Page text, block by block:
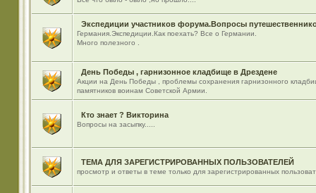
Экспедиции участников форума.Вопросы
Германия.Экспедиции.Как поехать? Все о Германии.
Много полезного .
День Победы , гарнизонное кладбище в Дрездене
Акции на День Победы , проблемы сохранения гарнизонного
памятников воинам Советской Армии.
Кто знает ? Викторина
Вопросы на засыпку.....
ТЕМА ДЛЯ ЗАРЕГИСТРИРОВАННЫХ ПОЛЬЗОВАТЕЛЕЙ
просмотр и ответы в теме только для зарегистрированных